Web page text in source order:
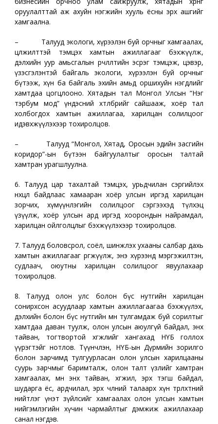
оруулалттай аж ахуйн нэгжийн хууль ёсны эрх ашгийг
хамгаална.
– Талууд экологи, хүрээлэн буй орчныг хамгаалах,
цөлжилттэй тэмцэх хамтын ажиллагааг бэхжүүлж,
дэлхийн уур амьсгалын өөрчлөлтийн эсрэг тэмцэж, цэвэр,
үзэсгэлэнтэй байгаль экологи, хүрээлэн буй орчныг
бүтээж, хүн ба байгаль эхийн амьд оршихуйн нэгдлийг
хамтдаа цогцлооно. Хятадын тал Монгол Улсын “Нэг
тэрбум мод” үндэсний хөтөлбөрийг сайшааж, хоёр тал
холбогдох хамтын ажиллагаа, харилцан солилцоог
идэвхжүүлэхээр тохиролцов.
– Талууд “Монгол, Хятад, Оросын эдийн засгийн
коридор”-ын бүтээн байгуулалтыг оросын талтай
хамтран урагшлуулна.
6. Талууд цар тахалтай тэмцэх, урьдчилан сэргийлэх
нөхцөл байдлаас хамааран хоёр улсын иргэд харилцан
зорчих, хүмүүнлэгийн солилцоог сэргээхэд түлхэц
үзүүлж, хоёр улсын ард иргэд хоорондын найрамдал,
харилцан ойлголцлыг бэхжүүлэхээр тохиролцов.
7. Талууд боловсрол, соёл, шинжлэх ухааны салбар дахь
хамтын ажиллагааг өргөжүүлж, энэ хүрээнд мэргэжилтэн,
судлаач, оюутны харилцан солилцоог явуулахаар
тохиролцов.
8. Талууд олон улс болон бүс нутгийн харилцан
сонирхсон асуудлаар хамтын ажиллагаагаа бэхжүүлэх,
дэлхийн болон бүс нутгийн өмнө тулгамдаж буй сорилтыг
хамтдаа даван туулж, олон улсын аюулгүй байдал, энх
тайван, тогтвортой хөгжлийг хангахад НҮБ голлох
үүрэгтэйг нотлов. Түүнчлэн, НҮБ-ын Дүрмийн зорилго
болон зарчимд тулгуурласан олон улсын харилцааны
суурь зарчмыг баримталж, олон талт үзлийг хамтран
хамгаалах, мөн энх тайван, хөгжил, эрх тэгш байдал,
шударга ёс, ардчилал, эрх чөлөөний талаарх хүн төрөлхтний
нийтлэг үнэт зүйлсийг хамгаалах олон улсын хамтын
нийгэмлэгийн хүчин чармайлтыг дэмжиж ажиллахаар
санал нэгдэв.